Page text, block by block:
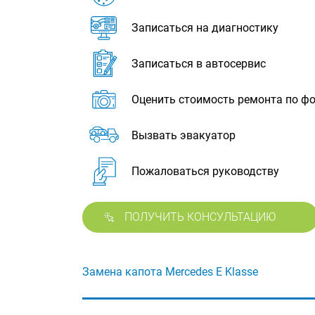
Записаться на диагностику
Записаться в автосервис
Оценить стоимость ремонта по
Вызвать эвакуатор
Пожаловаться руководству
ПОЛУЧИТЬ КОНСУЛЬТАЦИЮ
Замена капота Mercedes E Klasse